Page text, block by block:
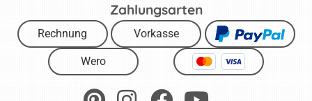
Zahlungsarten
Rechnung Vorkasse
Wero